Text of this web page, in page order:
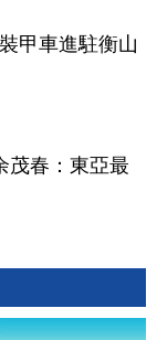
甲車進駐衡山
茂春：東亞最